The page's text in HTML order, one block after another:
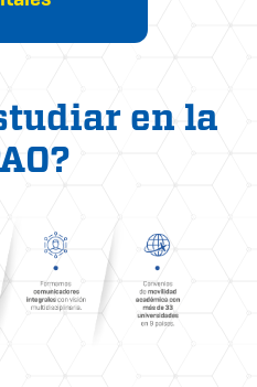
en la